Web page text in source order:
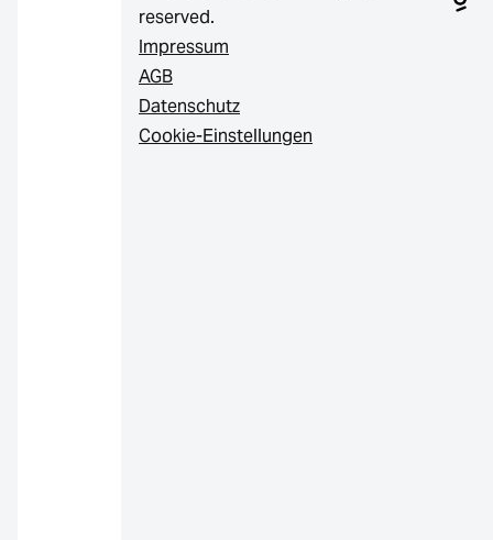
reserved.
Impressum
AGB
Datenschutz
Cookie-Einstellungen